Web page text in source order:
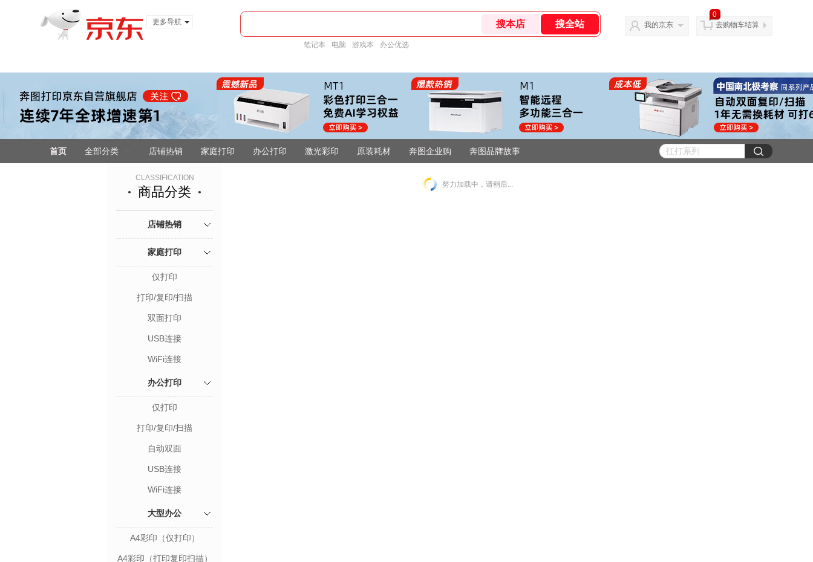
更多导航
笔记本 电脑 游戏本 办公优选
我的京东
0
去购物车结算
首页 全部分类 店铺热销 家庭打印 办公打印 激光彩印 原装耗材 奔图企业购 奔图品牌故事
CLASSIFICATION
商品分类
店铺热销
家庭打印
仅打印
打印/复印/扫描
双面打印
USB连接
WiFi连接
办公打印
仅打印
打印/复印/扫描
自动双面
USB连接
WiFi连接
大型办公
A4彩印（仅打印）
A4彩印（打印复印扫描）
努力加载中，请稍后...